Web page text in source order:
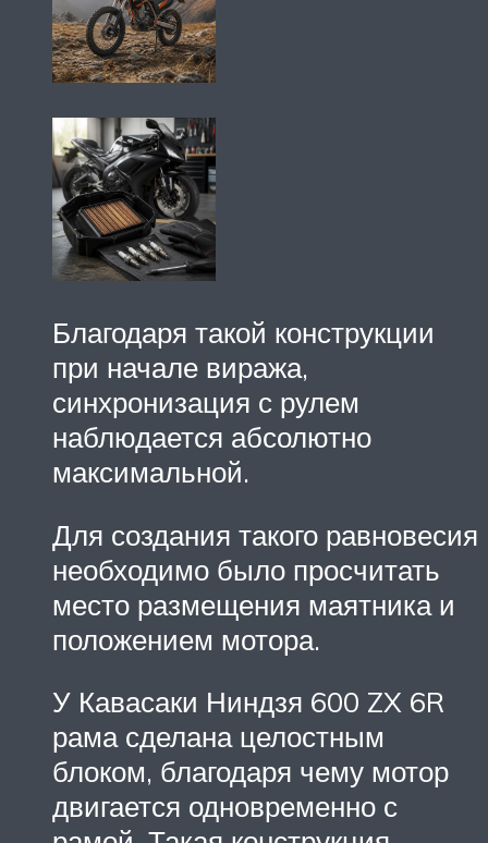
Благодаря такой конструкции
при начале виража,
синхронизация с рулем
наблюдается абсолютно
максимальной.
Для создания такого равновесия
необходимо было просчитать
место размещения маятника и
положением мотора.
У Кавасаки Ниндзя 600 ZX 6R
рама сделана целостным
блоком, благодаря чему мотор
двигается одновременно с